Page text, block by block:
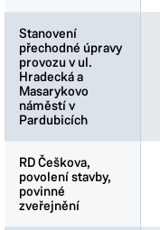
Stanovení
přechodné úpravy
provozu v ul.
Hradecká a
Masarykovo
náměstí v
Pardubicích
RD Češkova,
povolení stavby,
povinné
zveřejnění
Stanovení
přechodné úpravy
provozu v ul.
Hradecká a
Masarykovo
náměstí v
Pardubicích
RD Češkova,
povolení stavby,
povinné
zveřejnění